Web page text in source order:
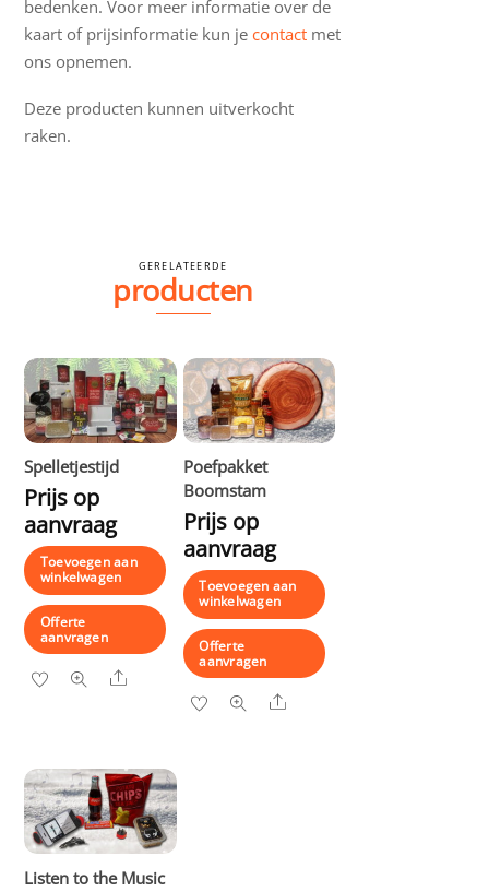
bedenken. Voor meer informatie over de
kaart of prijsinformatie kun jecontact met
ons opnemen.
Deze producten kunnen uitverkocht
raken.
GERELATEERDE
producten
Spelletjestijd
Prijs op
aanvraag
Toevoegen aan
winkelwagen
Offerte
aanvragen
Share
Poefpakket
Boomstam
Prijs op
aanvraag
Toevoegen aan
winkelwagen
Offerte
aanvragen
Share
Listen to the Music